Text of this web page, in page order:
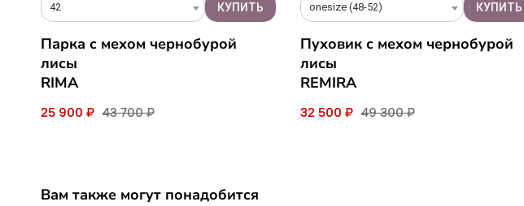
42
Парка с мехом чернобурой
лисы
RIMA
25 900 ₽ 43 700 ₽
onesize (48-52)
Пуховик с мехом чернобурой
лисы
REMIRA
32 500 ₽ 49 300 ₽
Вам также могут понадобится